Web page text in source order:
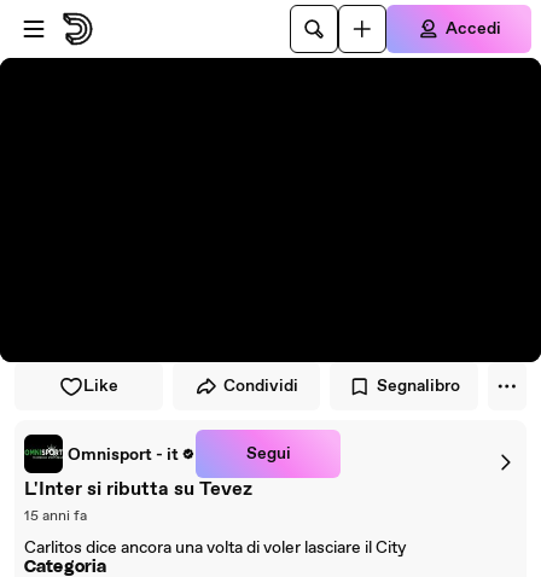
Vai al lettore
Passa al contenuto principale
Accedi
Like Condividi Segnalibro
Omnisport - it Segui
L'Inter si ributta su Tevez
15 anni fa
Carlitos dice ancora una volta di voler lasciare il City
Categoria